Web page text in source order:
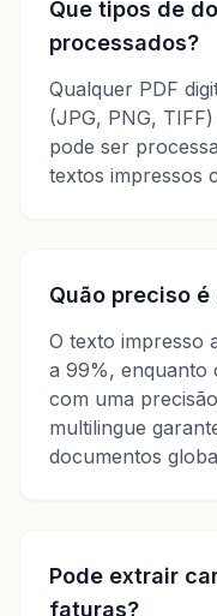
Que tipos de
processados?
Qualquer PDF
(JPG, PNG,
pode ser
textos impressos
Quão preciso é
O texto impresso
a 99%, enquanto
com uma
multilingue
documentos
Pode extrair
faturas?